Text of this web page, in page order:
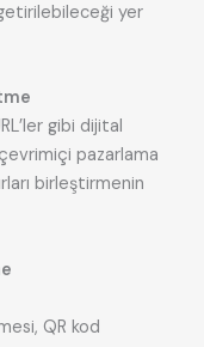
yer
gibi dijital
pazarlama
birleştirmenin
QR kod